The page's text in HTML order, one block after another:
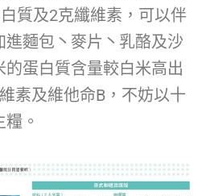
質及2克纖維素，可以伴
麵包丶麥片丶乳酪及沙
蛋白質含量較白米高出
素及維他命B，不妨以十
。